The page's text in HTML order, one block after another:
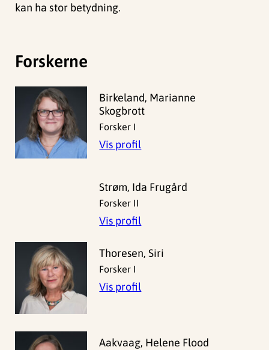
kan ha stor betydning.
Forskerne
Birkeland, Marianne
Skogbrott
Forsker I
Vis profil
Strøm, Ida Frugård
Forsker II
Vis profil
Thoresen, Siri
Forsker I
Vis profil
Aakvaag, Helene Flood